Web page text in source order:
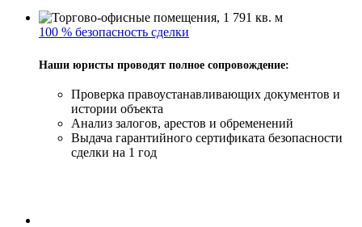
100 % безопасность сделки
Наши юристы проводят полное сопровождение:
Проверка правоустанавливающих документов и
истории объекта
Анализ залогов, арестов и обременений
Выдача гарантийного сертификата безопасности
сделки на 1 год